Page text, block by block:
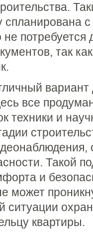
спланирована
не
так
вариант
все
техники и
Такой
и
может
ситуации
квартиры.